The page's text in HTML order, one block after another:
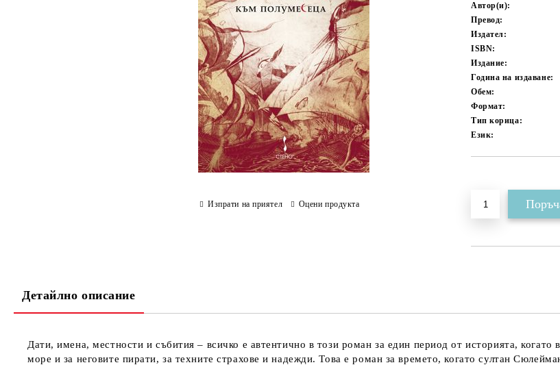
Автор(и):
Превод:
Издател:
ISBN:
Издание:
Година на издаване:
Обем:
Формат:
Тип корица:
Език:
Изпрати на приятел Оцени продукта
Детайлно описание
Дати, имена, местности и събития – всичко е автентично в този роман за един период от историята,
море и за неговите пирати, за техните страхове и надежди. Това е роман за времето, когато султан